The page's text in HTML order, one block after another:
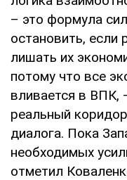
– это формула
остановить, если
лишать их
потому что все
вливается в ВПК,
реальный
диалога. Пока
необходимых
отметил